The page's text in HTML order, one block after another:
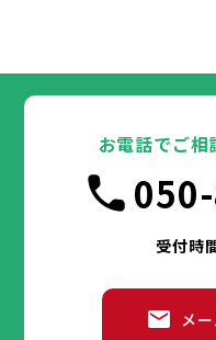
お電話でご相
受付時
メ